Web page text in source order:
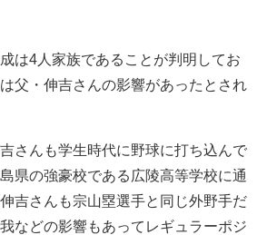
は4人家族であることが判明してお
父・伸吉さんの影響があったとされ
さんも学生時代に野球に打ち込んで
県の強豪校である広陵高等学校に通
吉さんも宗山塁選手と同じ外野手だ
などの影響もあってレギュラーポジ